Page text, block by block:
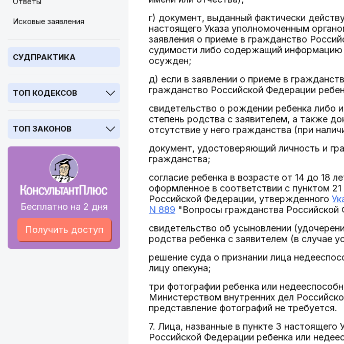
Исковые заявления
СУДПРАКТИКА
ТОП КОДЕКСОВ
ТОП ЗАКОНОВ
Бесплатно на 2 дня
Получить доступ
г) документ, выданный фактически
настоящего Указа уполномоченным
заявления о приеме в гражданство
судимости либо содержащий информацию
осужден;
д) если в заявлении о приеме в
гражданство Российской Федерации
свидетельство о рождении ребенка
степень родства с заявителем, а также
отсутствие у него гражданства (при
документ, удостоверяющий личность и
гражданства;
согласие ребенка в возрасте от 14 до 18
оформленное в соответствии с пунктом
Российской Федерации, утвержденного
N 889 "Вопросы гражданства Российской
свидетельство об усыновлении
родства ребенка с заявителем (в случае
решение суда о признании лица
лицу опекуна;
три фотографии ребенка или
Министерством внутренних дел
представление фотографий не требуется.
7. Лица, названные в пункте 3
Российской Федерации ребенка или